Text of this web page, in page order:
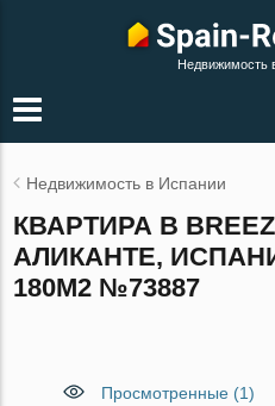
Недвижимость
Недвижимость в Испании
КВАРТИРА В
АЛИКАНТЕ,
180М2 №73887
Просмотренные (1)